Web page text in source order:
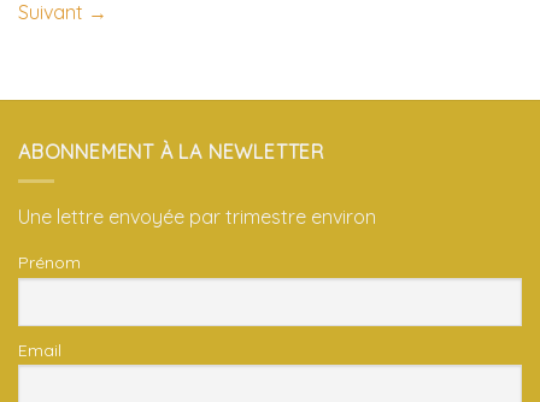
Suivant →
ABONNEMENT À LA NEWLETTER
Une lettre envoyée par trimestre environ
Prénom
Email